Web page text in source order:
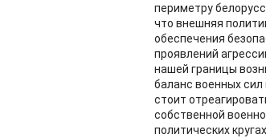
периметру
что внешняя
обеспечения
проявлений
нашей границы
баланс военных сил
стоит
собственной
политических